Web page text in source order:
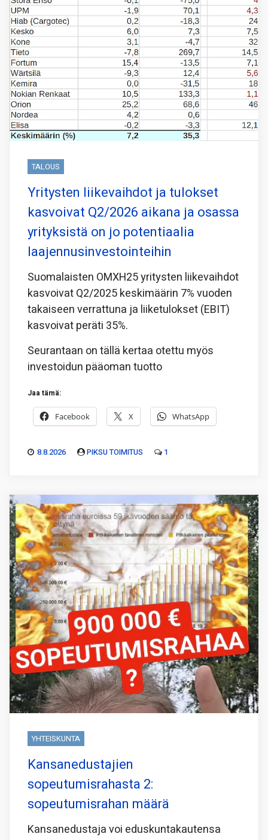
TALOUS
Yritysten liikevaihdot ja tulokset
kasvoivat Q2/2026 aikana ja osassa
yrityksistä on jo potentiaalia
laajennusinvestointeihin
Suomalaisten OMXH25 yritysten liikevaihdot
kasvoivat Q2/2025 keskimäärin 7% vuoden
takaiseen verrattuna ja liiketulokset (EBIT)
kasvoivat peräti 35%.
Seurantaan on tällä kertaa otettu myös
investoidun pääoman tuotto
Jaa tämä:
Facebook X WhatsApp
8.8.2026 PIKSU TOIMITUS 1
YHTEISKUNTA
Kansanedustajien
sopeutumisrahasta 2:
sopeutumisrahan määrä
Kansanedustaja voi eduskuntakautensa